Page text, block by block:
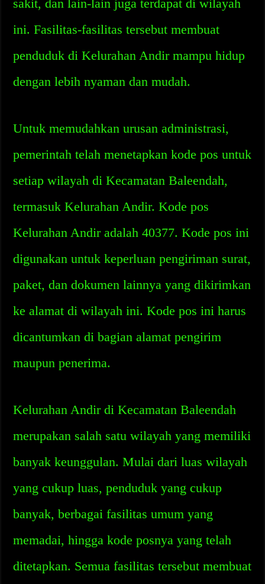
sakit, dan lain-lain juga terdapat di wilayah
ini. Fasilitas-fasilitas tersebut membuat
penduduk di Kelurahan Andir mampu hidup
dengan lebih nyaman dan mudah.
Untuk memudahkan urusan administrasi,
pemerintah telah menetapkan kode pos untuk
setiap wilayah di Kecamatan Baleendah,
termasuk Kelurahan Andir. Kode pos
Kelurahan Andir adalah 40377. Kode pos ini
digunakan untuk keperluan pengiriman surat,
paket, dan dokumen lainnya yang dikirimkan
ke alamat di wilayah ini. Kode pos ini harus
dicantumkan di bagian alamat pengirim
maupun penerima.
Kelurahan Andir di Kecamatan Baleendah
merupakan salah satu wilayah yang memiliki
banyak keunggulan. Mulai dari luas wilayah
yang cukup luas, penduduk yang cukup
banyak, berbagai fasilitas umum yang
memadai, hingga kode posnya yang telah
ditetapkan. Semua fasilitas tersebut membuat